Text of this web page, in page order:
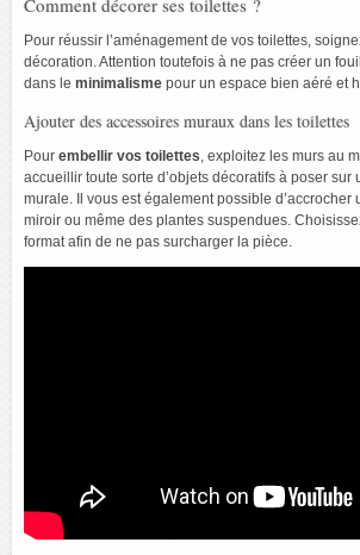
Comment décorer ses toilettes ?
Pour réussir l’aménagement de vos toilettes,
décoration. Attention toutefois à ne pas créer un
dans le minimalisme pour un espace bien aéré et
Ajouter des accessoires muraux dans les toilettes
Pour embellir vos toilettes, exploitez les murs au
accueillir toute sorte d’objets décoratifs à poser sur
murale. Il vous est également possible d’accrocher
miroir ou même des plantes suspendues.
format afin de ne pas surcharger la pièce.